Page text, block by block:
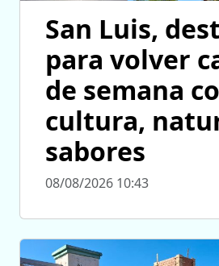
San Luis,
para volver
de semana
cultura,
sabores
08/08/2026 10:43